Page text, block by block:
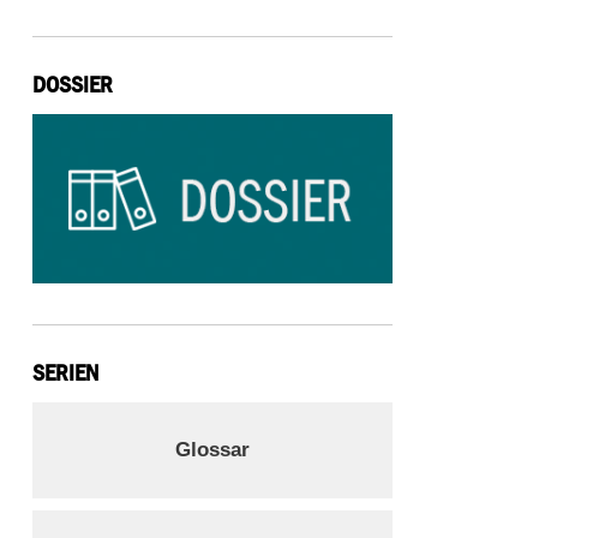
DOSSIER
SERIEN
Glossar